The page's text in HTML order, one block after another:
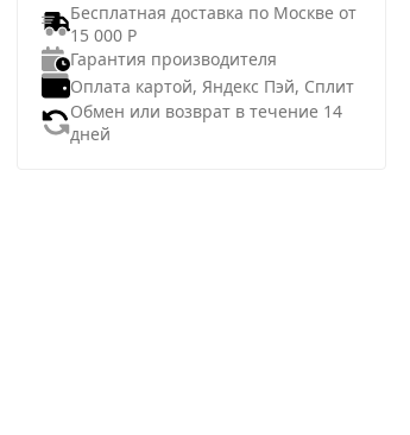
Бесплатная доставка по Москве от
15 000 Р
Гарантия производителя
Оплата картой, Яндекс Пэй, Сплит
Обмен или возврат в течение 14
дней